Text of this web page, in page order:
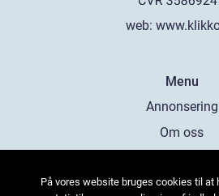
web:
Menu
Annonsering
Om oss
Kontakta oss
På vores website bruges cookies til at